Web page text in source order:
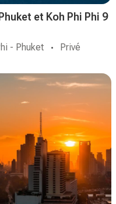
et Koh Phi Phi 9
- Phuket Privé